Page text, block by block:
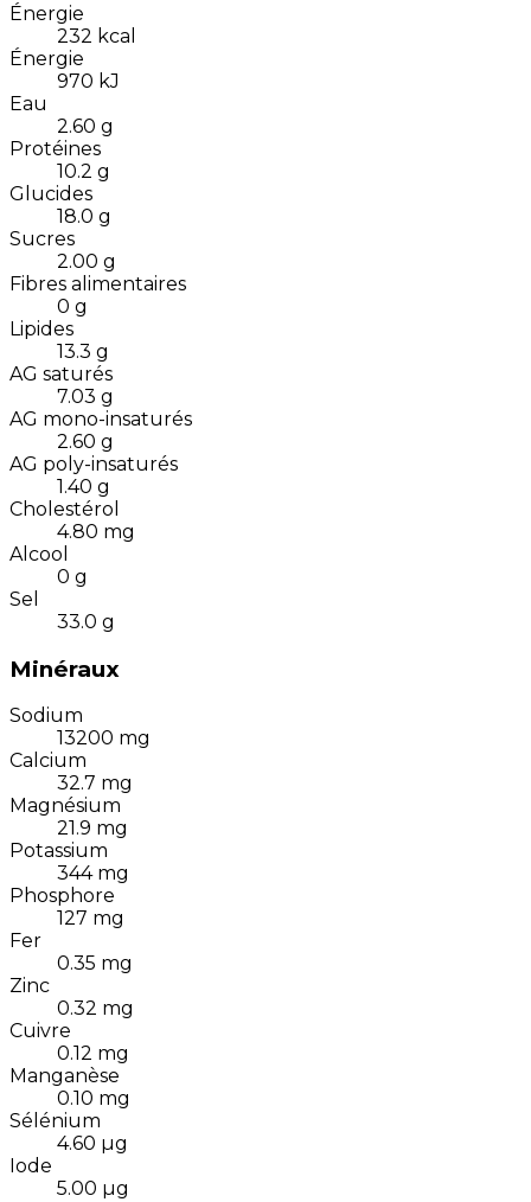
Énergie
232 kcal
Énergie
970 kJ
Eau
2.60 g
Protéines
10.2 g
Glucides
18.0 g
Sucres
2.00 g
Fibres alimentaires
0 g
Lipides
13.3 g
AG saturés
7.03 g
AG mono-insaturés
2.60 g
AG poly-insaturés
1.40 g
Cholestérol
4.80 mg
Alcool
0 g
Sel
33.0 g
Minéraux
Sodium
13200 mg
Calcium
32.7 mg
Magnésium
21.9 mg
Potassium
344 mg
Phosphore
127 mg
Fer
0.35 mg
Zinc
0.32 mg
Cuivre
0.12 mg
Manganèse
0.10 mg
Sélénium
4.60 µg
Iode
5.00 µg